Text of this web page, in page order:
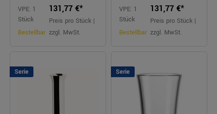
VPE: 1
Stück
Bestellbar
131,77 €*
Preis pro Stück |
zzgl. MwSt.
VPE: 1
Stück
Bestellbar
131,77 €*
Preis pro Stück |
zzgl. MwSt.
Serie Serie